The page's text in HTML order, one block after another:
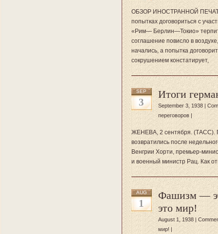
ОБЗОР ИНОСТРАННОЙ ПЕЧАТИ
попытках договориться с
«Рим— Берлин—Токио» терпит
соглашение повисло в
начались, а попытка
сокрушением констатирует,
SEP
3
Итоги
September 3, 1938 |
переговоров |
ЖЕНЕВА, 2 сентября. (ТАСС).
возвратились после
Венгрии Хорти, премьер-
и военный министр Рац. Как
AUG
1
Фашизм —
это мир!
August 1, 1938 |
мир! |